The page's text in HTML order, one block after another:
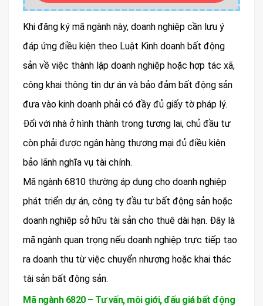
Khi đăng ký mã ngành này, doanh nghiệp cần lưu ý
đáp ứng điều kiện theo Luật Kinh doanh bất động
sản về việc thành lập doanh nghiệp hoặc hợp tác xã,
công khai thông tin dự án và bảo đảm bất động sản
đưa vào kinh doanh phải có đầy đủ giấy tờ pháp lý.
Đối với nhà ở hình thành trong tương lai, chủ đầu tư
còn phải được ngân hàng thương mại đủ điều kiện
bảo lãnh nghĩa vụ tài chính.
Mã ngành 6810 thường áp dụng cho doanh nghiệp
phát triển dự án, công ty đầu tư bất động sản hoặc
doanh nghiệp sở hữu tài sản cho thuê dài hạn. Đây là
mã ngành quan trọng nếu doanh nghiệp trực tiếp tạo
ra doanh thu từ việc chuyển nhượng hoặc khai thác
tài sản bất động sản.
Mã ngành 6820 – Tư vấn, môi giới, đấu giá bất động